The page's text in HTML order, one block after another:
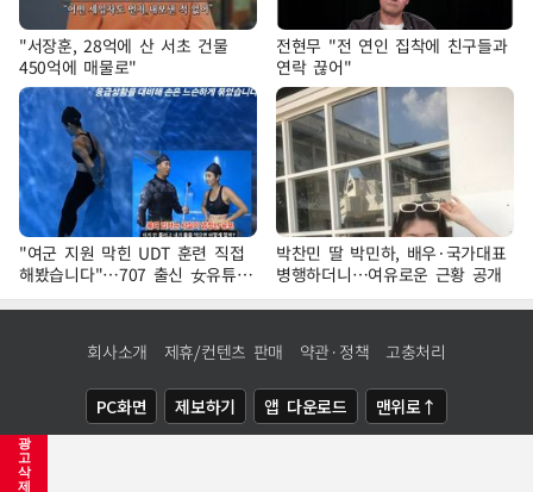
광
고
삭
제
"서장훈, 28억에 산 서초 건물
450억에 매물로"
전현무 "전 연인 집착에 친구들과
연락 끊어"
"여군 지원 막힌 UDT 훈련 직접
해봤습니다"…707 출신 女유튜버
'완벽 소화'
박찬민 딸 박민하, 배우·국가대표
병행하더니…여유로운 근황 공개
회사소개 제휴/컨텐츠 판매 약관·정책 고충처리
PC화면 제보하기 앱 다운로드 맨위로↑